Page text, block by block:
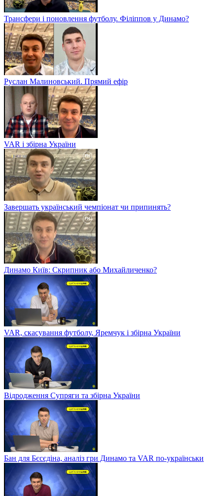
Трансфери і поновлення футболу. Філіппов у Динамо?
Руслан Малиновський. Прямий ефір
VAR і збірна України
Завершать український чемпіонат чи припинять?
Динамо Київ: Скрипник або Михайличенко?
VAR, скасування футболу, Яремчук і збірна України
Відродження Супряги та збірна України
Бан для Бєсєдіна, аналіз гри Динамо та VAR по-українськи